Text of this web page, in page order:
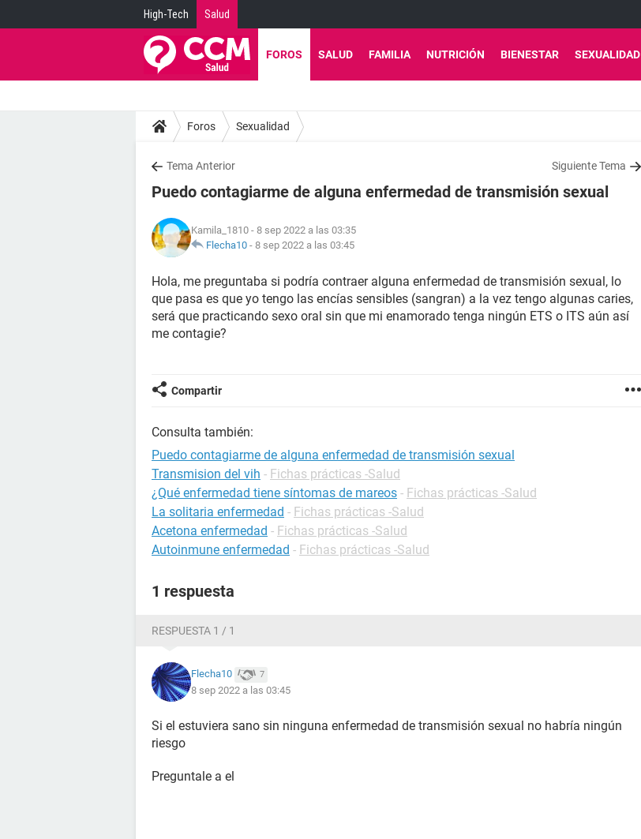
High-Tech Salud
FOROS SALUD FAMILIA NUTRICIÓN BIENESTAR SEXUALIDAD
Foros Sexualidad
Tema Anterior Siguiente Tema
Puedo contagiarme de alguna enfermedad de transmisión sexual
Kamila_1810 - 8 sep 2022 a las 03:35
Flecha10 - 8 sep 2022 a las 03:45
Hola, me preguntaba si podría contraer alguna enfermedad de transmisión sexual, lo
que pasa es que yo tengo las encías sensibles (sangran) a la vez tengo algunas caries,
será que practicando sexo oral sin que mi enamorado tenga ningún ETS o ITS aún así
me contagie?
Compartir
Consulta también:
Puedo contagiarme de alguna enfermedad de transmisión sexual
Transmision del vih - Fichas prácticas -Salud
¿Qué enfermedad tiene síntomas de mareos - Fichas prácticas -Salud
La solitaria enfermedad - Fichas prácticas -Salud
Acetona enfermedad - Fichas prácticas -Salud
Autoinmune enfermedad - Fichas prácticas -Salud
1 respuesta
RESPUESTA 1 / 1
Flecha10 7
8 sep 2022 a las 03:45
Si el estuviera sano sin ninguna enfermedad de transmisión sexual no habría ningún
riesgo
Preguntale a el